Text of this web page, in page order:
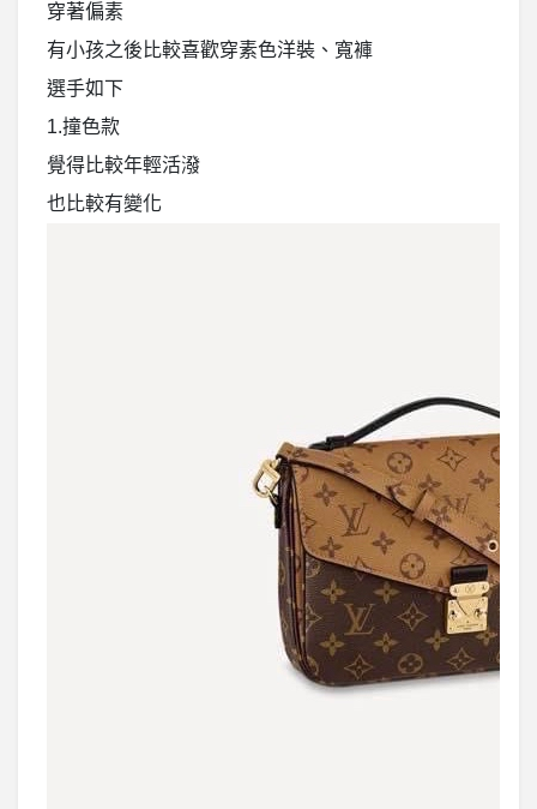
穿著偏素
有小孩之後比較喜歡穿素色洋裝、寬褲
選手如下
1.撞色款
覺得比較年輕活潑
也比較有變化